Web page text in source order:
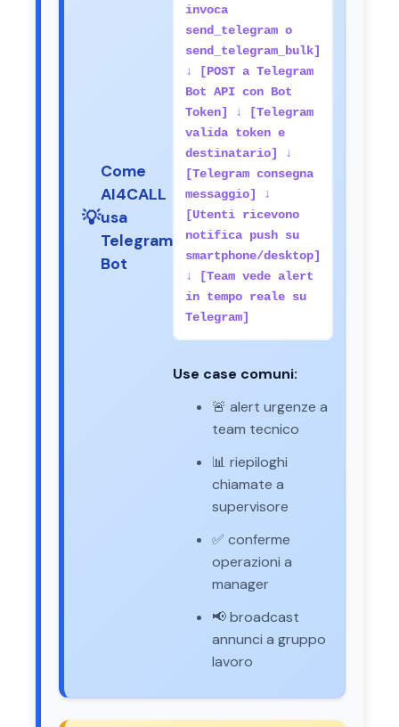
💡
Come
AI4CALL
usa
Telegram
Bot
invoca
send_telegram o
send_telegram_bulk]
↓ [POST a Telegram
Bot API con Bot
Token] ↓ [Telegram
valida token e
destinatario] ↓
[Telegram consegna
messaggio] ↓
[Utenti ricevono
notifica push su
smartphone/desktop]
↓ [Team vede alert
in tempo reale su
Telegram]
Use case comuni:
🚨 alert urgenze a
team tecnico
📊 riepiloghi
chiamate a
supervisore
✅ conferme
operazioni a
manager
📢 broadcast
annunci a gruppo
lavoro